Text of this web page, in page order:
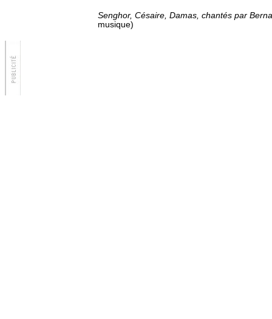
Senghor, Césaire, Damas, chantés par
musique)